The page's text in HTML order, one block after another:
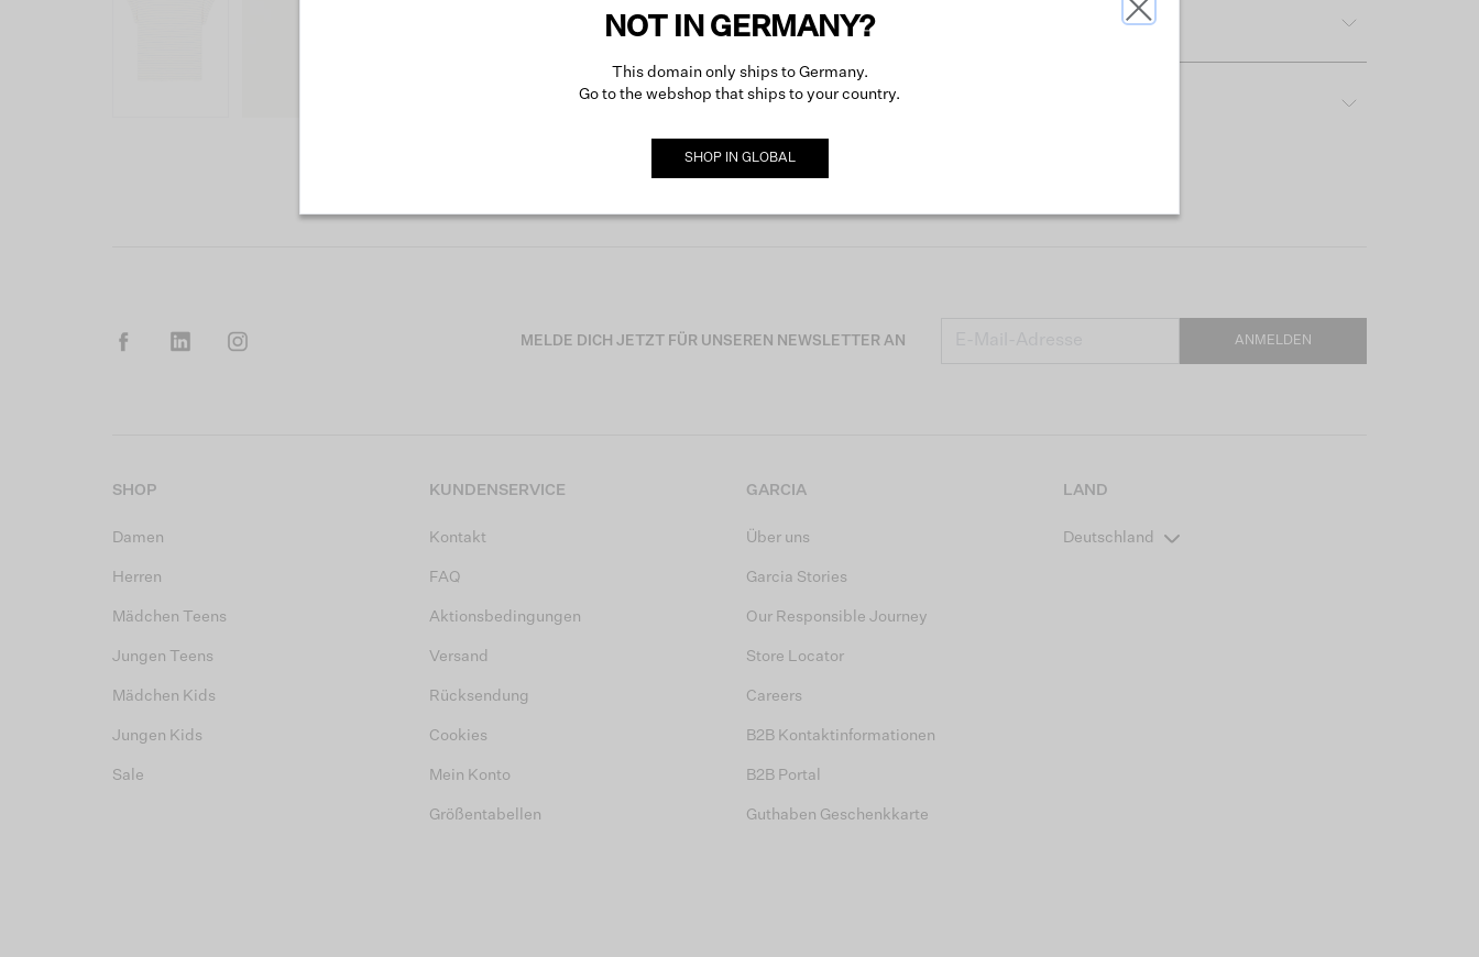
MELDE DICH JETZT FÜR UNSEREN NEWSLETTER AN ANMELDEN
SHOP
Damen
Herren
Mädchen Teens
Jungen Teens
Mädchen Kids
Jungen Kids
Sale
KUNDENSERVICE
Kontakt
FAQ
Aktionsbedingungen
Versand
Rücksendung
Cookies
Mein Konto
Größentabellen
GARCIA
Über uns
Garcia Stories
Our Responsible Journey
Store Locator
Careers
B2B Kontaktinformationen
B2B Portal
Guthaben Geschenkkarte
LAND
Deutschland
NOT IN GERMANY?
This domain only ships to Germany.
Go to the webshop that ships to your country.
SHOP IN GLOBAL